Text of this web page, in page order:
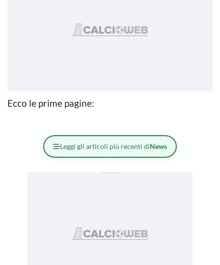
Ecco le prime pagine:
Leggi gli articoli più recenti diNews